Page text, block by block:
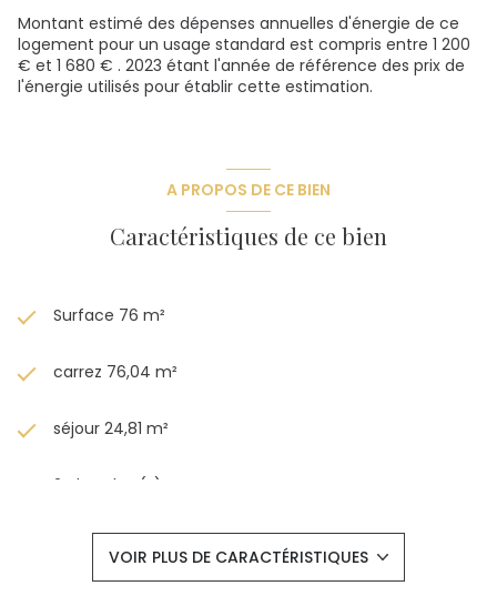
www.georisques.gouv.fr
Les informations sur les risques auxquels ce bien est
exposé sont disponibles sur le siteGéorisques
Montant estimé des dépenses annuelles d'énergie de ce
logement pour un usage standard est compris entre 1 200
€ et 1 680 € . 2023 étant l'année de référence des prix de
l'énergie utilisés pour établir cette estimation.
A PROPOS DE CE BIEN
Caractéristiques de ce bien
Surface 76 m²
carrez 76,04 m²
séjour 24,81 m²
2 chambre(s)
1 salle(s) d'eau
VOIR PLUS DE CARACTÉRISTIQUES